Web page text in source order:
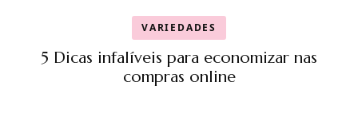
VARIEDADES
5 Dicas infalíveis para economizar nas
compras online